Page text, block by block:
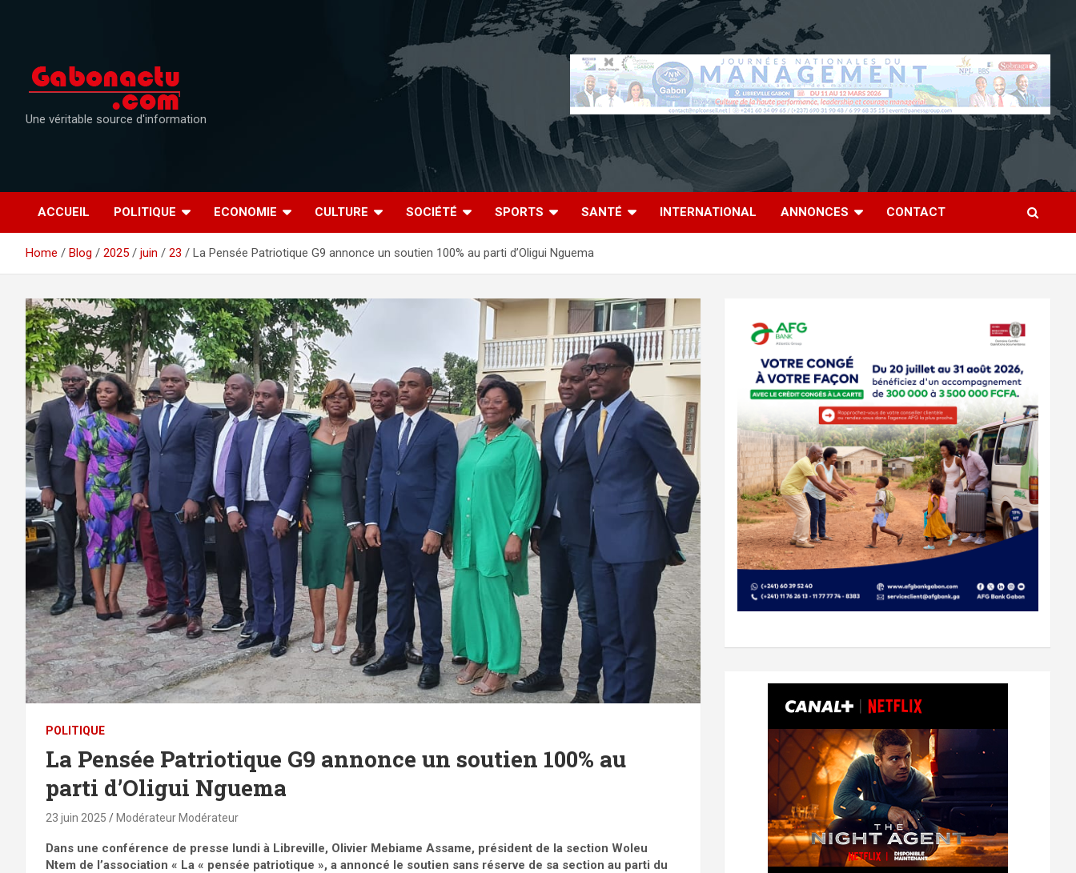
Une véritable source d'information
ACCUEIL POLITIQUE ECONOMIE CULTURE SOCIÉTÉ SPORTS SANTÉ INTERNATIONAL ANNONCES CONTACT
Home Blog 2025 juin 23 La Pensée Patriotique G9 annonce un soutien 100% au parti d’Oligui Nguema
POLITIQUE
La Pensée Patriotique G9 annonce un soutien 100% au
parti d’Oligui Nguema
23 juin 2025 Modérateur Modérateur
Dans une conférence de presse lundi à Libreville, Olivier Mebiame Assame, président de la section Woleu
Ntem de l’association « La « pensée patriotique », a annoncé le soutien sans réserve de sa section au parti du